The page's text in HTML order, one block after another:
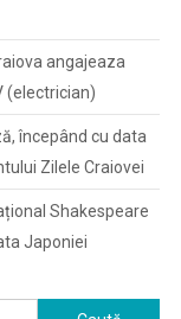
angajeaza
(electrician)
începând cu data
Zilele Craiovei
Shakespeare
Japoniei
Caută